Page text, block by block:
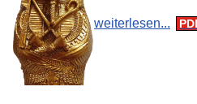
weiterlesen...